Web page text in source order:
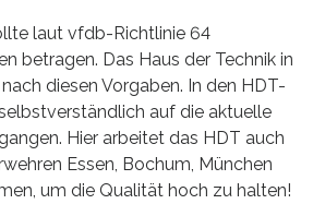
laut vfdb-Richtlinie 64
betragen. Das Haus der Technik in
diesen Vorgaben. In den HDT-
auf die aktuelle
Hier arbeitet das HDT auch
Essen, Bochum, München
um die Qualität hoch zu halten!